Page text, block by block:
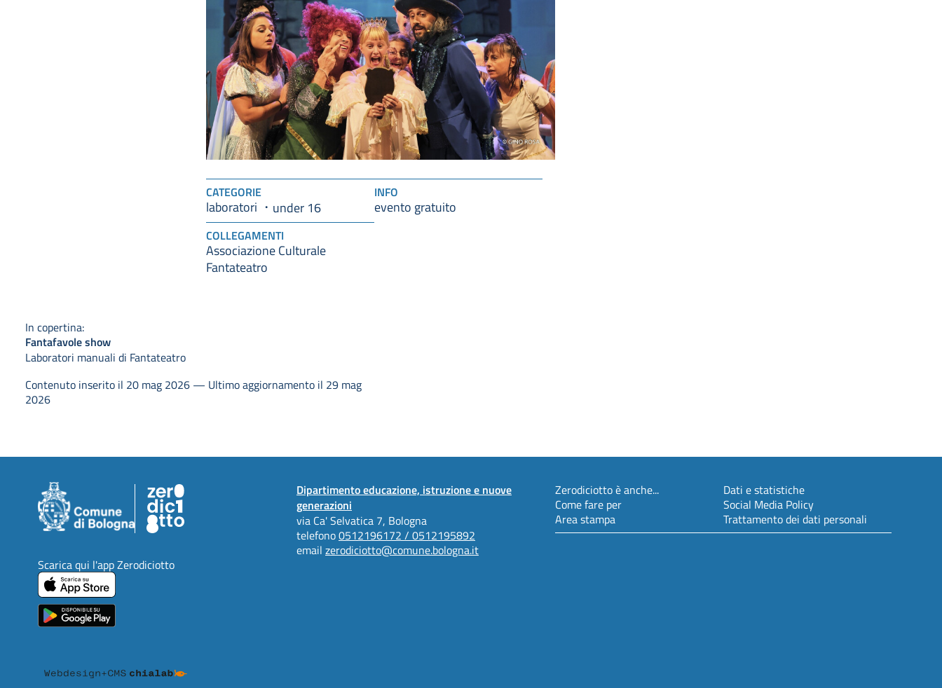
CATEGORIE
laboratori under 16
INFO
evento gratuito
COLLEGAMENTI
Associazione Culturale
Fantateatro
In copertina:
Fantafavole show
Laboratori manuali di Fantateatro
Contenuto inserito il 20 mag 2026 — Ultimo aggiornamento il 29 mag
2026
Dipartimento educazione, istruzione e nuove
generazioni
via Ca' Selvatica 7, Bologna
telefono0512196172 / 0512195892
email zerodiciotto@comune.bologna.it
Zerodiciotto è anche...
Come fare per
Area stampa
Dati e statistiche
Social Media Policy
Trattamento dei dati personali
Scarica qui l'app Zerodiciotto